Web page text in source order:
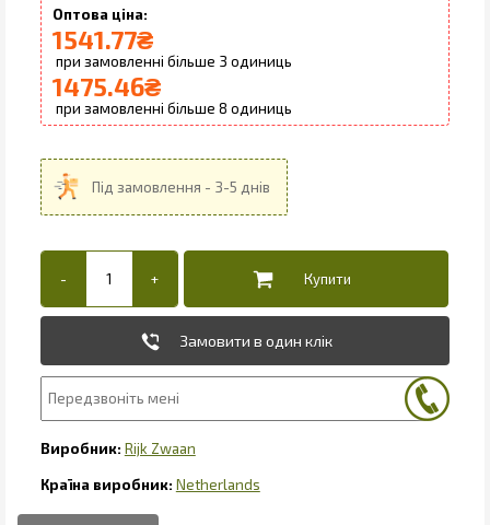
1541.77₴
3
1475.46₴
8
Замовити в один клік
Rijk Zwaan
Netherlands